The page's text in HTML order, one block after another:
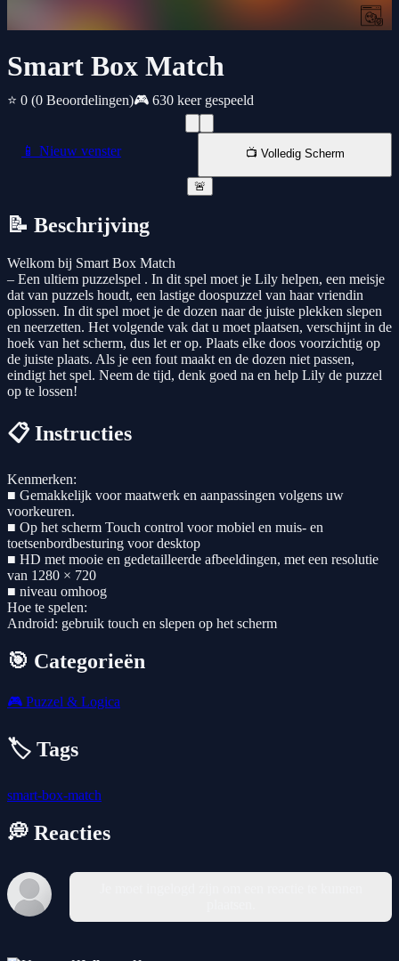
Smart Box Match
⭐ 0 (0 Beoordelingen)🎮 630 keer gespeeld
📱 Nieuw venster 📺 Volledig Scherm
🚨
📝 Beschrijving
Welkom bij Smart Box Match
– Een ultiem puzzelspel . In dit spel moet je Lily helpen, een meisje
dat van puzzels houdt, een lastige doospuzzel van haar vriendin
oplossen. In dit spel moet je de dozen naar de juiste plekken slepen
en neerzetten. Het volgende vak dat u moet plaatsen, verschijnt in de
hoek van het scherm, dus let er op. Plaats elke doos voorzichtig op
de juiste plaats. Als je een fout maakt en de dozen niet passen,
eindigt het spel. Neem de tijd, denk goed na en help Lily de puzzel
op te lossen!
📋 Instructies
Kenmerken:
■ Gemakkelijk voor maatwerk en aanpassingen volgens uw
voorkeuren.
■ Op het scherm Touch control voor mobiel en muis- en
toetsenbordbesturing voor desktop
■ HD met mooie en gedetailleerde afbeeldingen, met een resolutie
van 1280 × 720
■ niveau omhoog
Hoe te spelen:
Android: gebruik touch en slepen op het scherm
🎯 Categorieën
🎮 Puzzel & Logica
🏷️ Tags
smart-box-match
💭 Reacties